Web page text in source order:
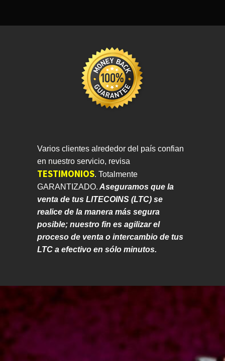
Varios clientes alrededor del país confian
en nuestro servicio, revisa
TESTIMONIOS. Totalmente
GARANTIZADO. Aseguramos que la
venta de tus LITECOINS (LTC) se
realice de la manera más segura
posible; nuestro fin es agilizar el
proceso de venta o intercambio de tus
LTC a efectivo en sólo minutos.